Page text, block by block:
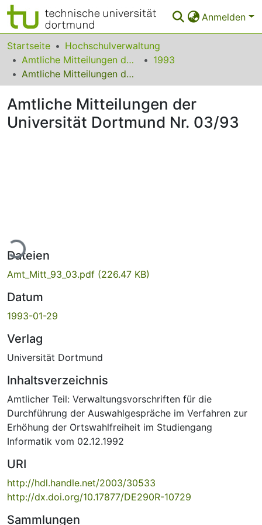
Anmelden
Bereiche & Sammlungen
Das gesamte Repositorium
FAQ
Startseite
Hochschulverwaltung
Amtliche Mitteilungen der Technischen Universität Dortmund
1993
Amtliche Mitteilungen der Universität Dortmund Nr. 03/93
Amtliche Mitteilungen der
Universität Dortmund Nr. 03/93
Dateien
Amt_Mitt_93_03.pdf (226.47 KB)
Datum
1993-01-29
Verlag
Universität Dortmund
Inhaltsverzeichnis
Amtlicher Teil: Verwaltungsvorschriften für die
Durchführung der Auswahlgespräche im Verfahren zur
Erhöhung der Ortswahlfreiheit im Studiengang
Informatik vom 02.12.1992
URI
http://hdl.handle.net/2003/30533
http://dx.doi.org/10.17877/DE290R-10729
Sammlungen